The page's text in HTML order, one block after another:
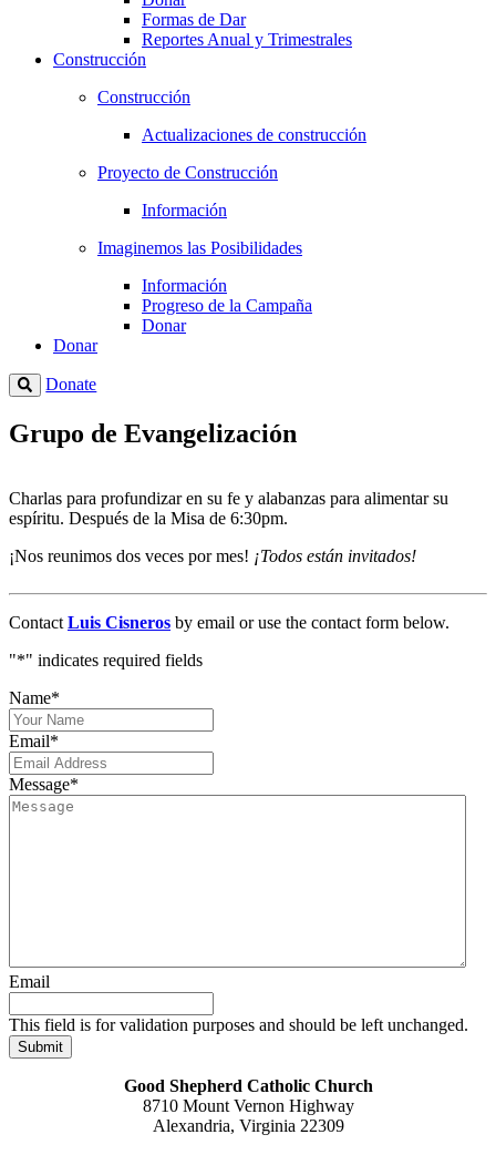
Formas de Dar
Reportes Anual y Trimestrales
Construcción
Construcción
Actualizaciones de construcción
Proyecto de Construcción
Información
Imaginemos las Posibilidades
Información
Progreso de la Campaña
Donar
Donar
Donate
Grupo de Evangelización
Charlas para profundizar en su fe y alabanzas para alimentar su
espíritu. Después de la Misa de 6:30pm.
¡Nos reunimos dos veces por mes! ¡Todos están invitados!
Contact Luis Cisneros by email or use the contact form below.
"*" indicates required fields
Name*
Email*
Message*
Email
This field is for validation purposes and should be left unchanged.
Good Shepherd Catholic Church
8710 Mount Vernon Highway
Alexandria, Virginia 22309